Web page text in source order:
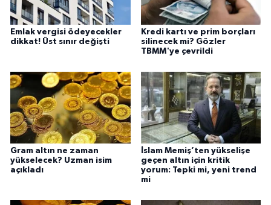
Emlak vergisi ödeyecekler
dikkat! Üst sınır değişti
Kredi kartı ve prim borçları
silinecek mi? Gözler
TBMM'ye çevrildi
Gram altın ne zaman
yükselecek? Uzman isim
açıkladı
İslam Memiş’ten yükselişe
geçen altın için kritik
yorum: Tepki mi, yeni trend
mi